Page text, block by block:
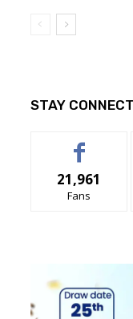
STAY
21,961
Fans